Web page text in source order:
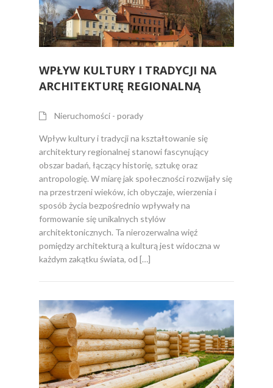
WPŁYW KULTURY I TRADYCJI NA
ARCHITEKTURĘ REGIONALNĄ
Nieruchomości - porady
Wpływ kultury i tradycji na kształtowanie się
architektury regionalnej stanowi fascynujący
obszar badań, łączący historię, sztukę oraz
antropologię. W miarę jak społeczności rozwijały się
na przestrzeni wieków, ich obyczaje, wierzenia i
sposób życia bezpośrednio wpływały na
formowanie się unikalnych stylów
architektonicznych. Ta nierozerwalna więź
pomiędzy architekturą a kulturą jest widoczna w
każdym zakątku świata, od […]